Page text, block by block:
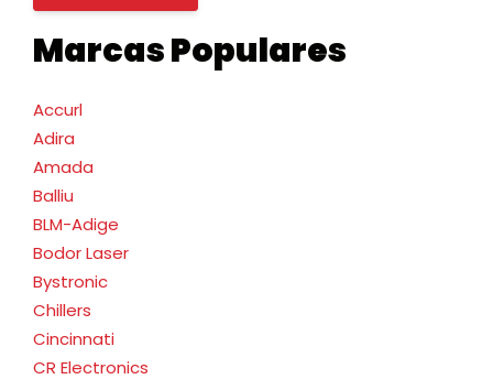
Marcas Populares
Accurl
Adira
Amada
Balliu
BLM-Adige
Bodor Laser
Bystronic
Chillers
Cincinnati
CR Electronics